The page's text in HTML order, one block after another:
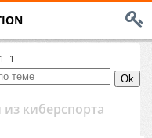
1 1
киберспорта